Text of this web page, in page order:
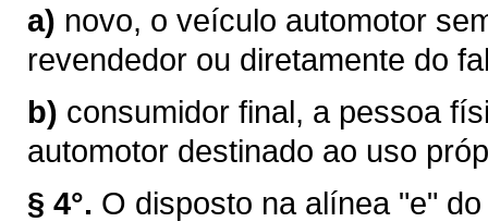
a) novo, o veículo automotor
revendedor ou diretamente do
b) consumidor final, a pessoa
automotor destinado ao uso
§ 4°. O disposto na alínea "e"